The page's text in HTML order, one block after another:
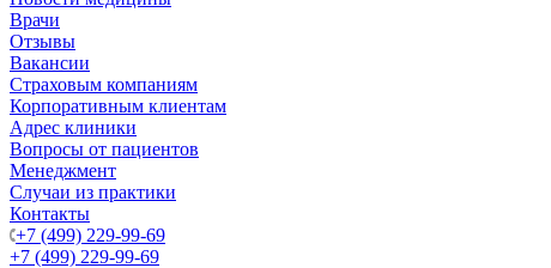
Врачи
Отзывы
Вакансии
Страховым компаниям
Корпоративным клиентам
Адрес клиники
Вопросы от пациентов
Менеджмент
Случаи из практики
Контакты
+7 (499) 229-99-69
+7 (499) 229-99-69